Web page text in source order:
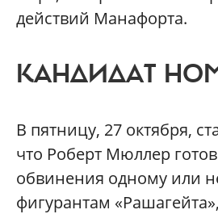
действий Манафорта.
КАНДИДАТ
В пятницу, 27 октября,
что Роберт Мюллер
обвинения одному или
фигурантам